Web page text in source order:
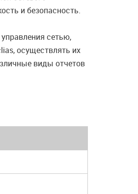
и безопасность.
сетью,
осуществлять их
виды отчетов